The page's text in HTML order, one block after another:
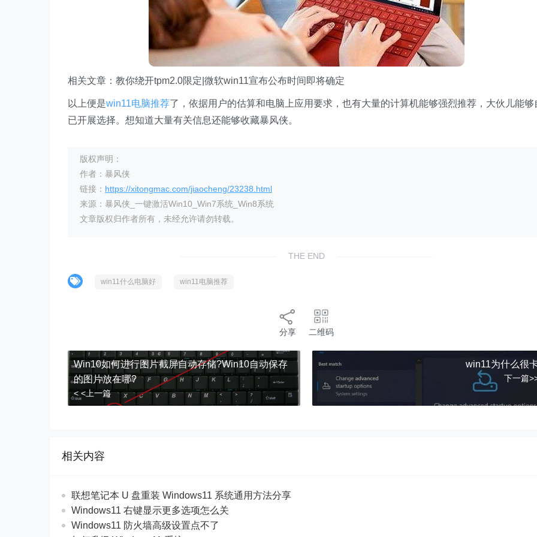
相关文章：教你绕开tpm2.0限定|微软win11宣布公布时间即将确定
以上便是win11电脑推荐了，依据用户的估算和电脑上应用要求，也有大量的计算机能够强烈推荐，大伙儿能够
已开展选择。想知道大量有关信息还能够收藏暴风侠。
版权声明：
作者：暴风侠
链接： https://xitongmac.com/jiaocheng/23238.html
来源：暴风侠_一键激活Win10_Win7系统_Win8系统
文章版权归作者所有，未经允许请勿转载。
THE END
win11什么电脑好 win11电脑推荐
分享 二维码
Win10如何进行图片截屏自动存储?Win10自动保存
的图片放在哪?
< <上一篇
win11为什么很
下一篇
相关内容
联想笔记本 U 盘重装 Windows11 系统通用方法分享
Windows11 右键显示更多选项怎么关
Windows11 防火墙高级设置点不了